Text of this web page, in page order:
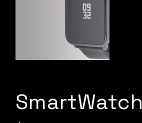
SmartWatch